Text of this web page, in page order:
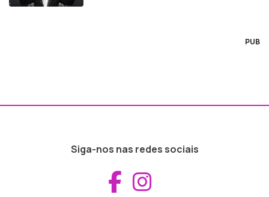
PUB
Siga-nos nas redes sociais
Aceder ao